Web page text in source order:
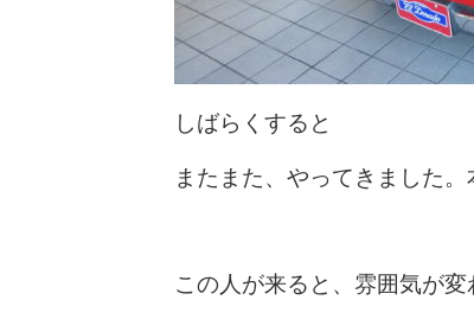
しばらくすると
またまた、やってきました
この人が来ると、雰囲気が